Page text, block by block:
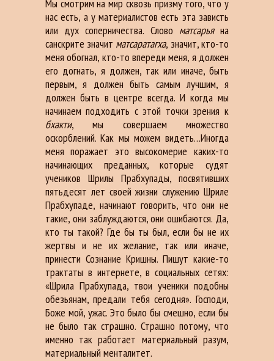
Мы смотрим на мир сквозь призму того, что у
нас есть, а у материалистов есть эта зависть
или дух соперничества. Слово матсарьяна
санскрите значит матсаратагха, значит, кто-то
меня обогнал, кто-то впереди меня, я должен
его догнать, я должен, так или иначе, быть
первым, я должен быть самым лучшим, я
должен быть в центре всегда. И когда мы
начинаем подходить с этой точки зрения к
бхакти, мы совершаем множество
оскорблений. Как мы можем видеть…Иногда
меня поражает это высокомерие каких-то
начинающих преданных, которые судят
учеников Шрилы Прабхупады, посвятивших
пятьдесят лет своей жизни служению Шриле
Прабхупаде, начинают говорить, что они не
такие, они заблуждаются, они ошибаются. Да,
кто ты такой? Где бы ты был, если бы не их
жертвы и не их желание, так или иначе,
принести Сознание Кришны. Пишут какие-то
трактаты в интернете, в социальных сетях:
«Шрила Прабхупада, твои ученики подобны
обезьянам, предали тебя сегодня». Господи,
Боже мой, ужас. Это было бы смешно, если бы
не было так страшно. Страшно потому, что
именно так работает материальный разум,
материальный менталитет.